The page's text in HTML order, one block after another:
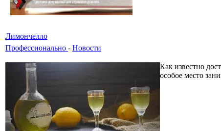
Лимончелло
Профессионально - Новости
Как известно
особое место